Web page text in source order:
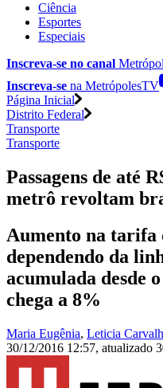
Ciência
Esportes
Especiais
Inscreva-se no canal
Inscreva-se na MetrópolesTV
Página Inicial
Distrito Federal
Transporte
Transporte
Passagens de até
metrô revoltam
Aumento na tarifa
dependendo da
acumulada desde
chega a 8%
Maria Eugênia, Leticia
30/12/2016 12:57, atualizado